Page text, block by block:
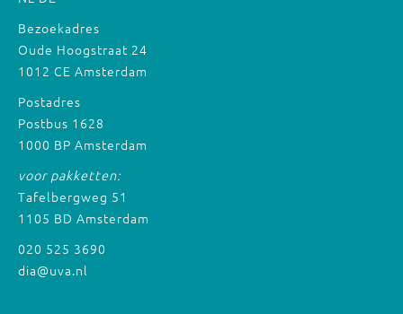
Bezoekadres
Oude Hoogstraat 24
1012 CE Amsterdam
Postadres
Postbus 1628
1000 BP Amsterdam
voor pakketten:
Tafelbergweg 51
1105 BD Amsterdam
020 525 3690
dia@uva.nl